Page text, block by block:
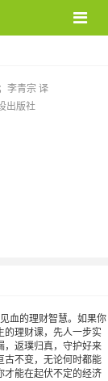
李青宗 译
出版社
血的理财智慧。如果你
的理财课，先人一步实
，返璞归真，守护好来
古不变，无论何时都能
才能在起伏不定的经济